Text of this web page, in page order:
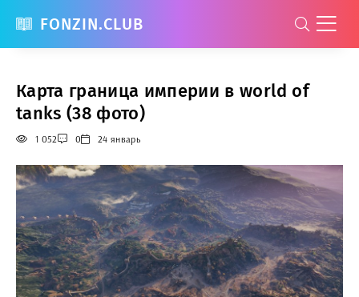
FONZIN.CLUB
Карта граница империи в world of
tanks (38 фото)
1 052 0 24 январь